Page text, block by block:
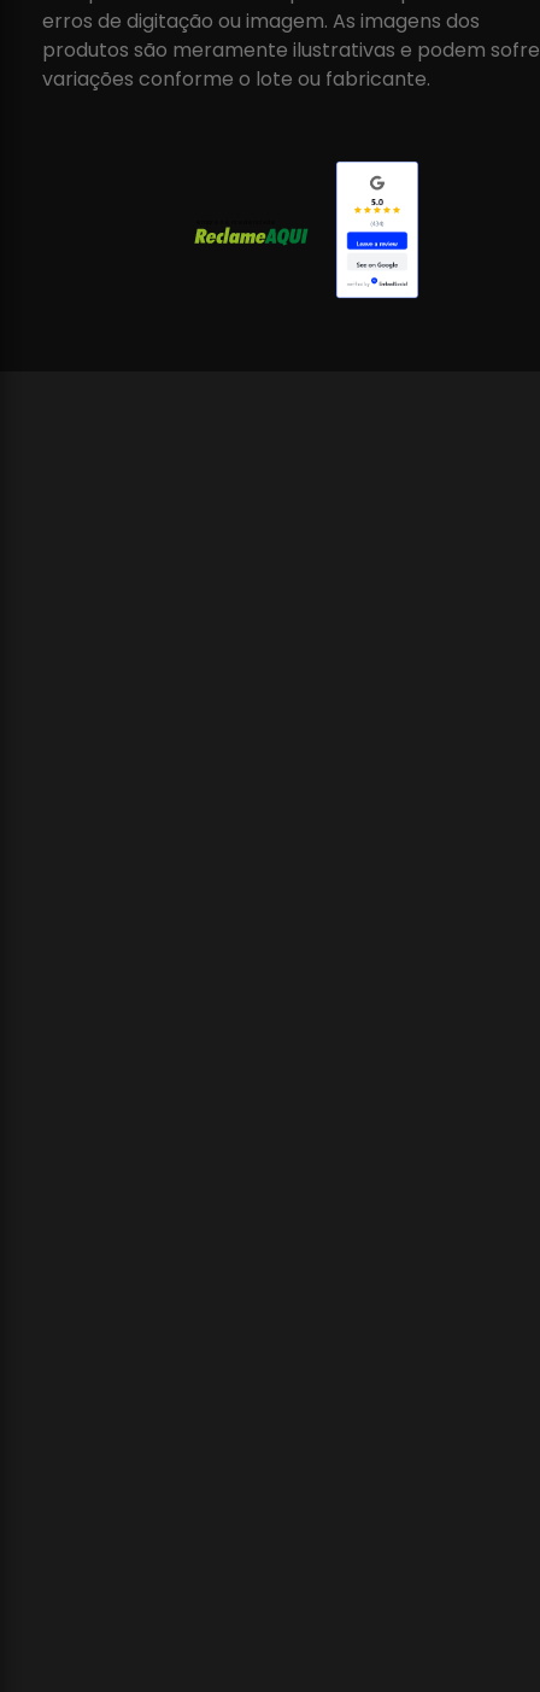
erros de digitação ou imagem. As imagens dos
produtos são meramente ilustrativas e podem
variações conforme o lote ou fabricante.